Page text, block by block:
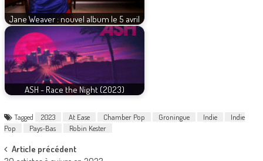
Jane Weaver : nouvel album le 5 avril
ASH - Race the Night (2023)
Tagged 2023 At Ease Chamber Pop Groningue Indie
Indie
Pop
Pays-Bas Robin Kester
Post
Article précédent